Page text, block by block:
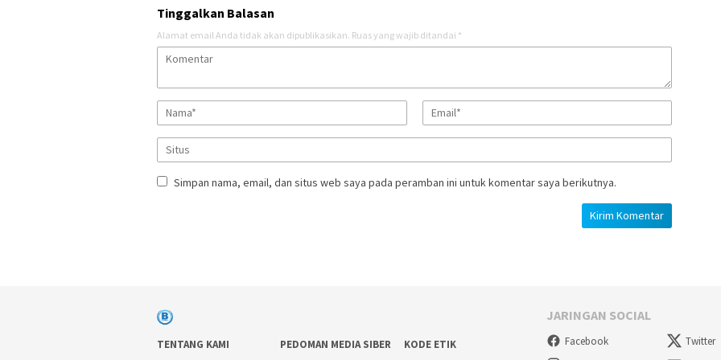
Tinggalkan Balasan
Alamat email Anda tidak akan dipublikasikan. Ruas yang wajib ditandai *
Simpan nama, email, dan situs web saya pada peramban ini untuk komentar saya berikutnya.
TENTANG KAMI PEDOMAN MEDIA SIBER KODE ETIK
JARINGAN SOCIAL
Facebook Twitter